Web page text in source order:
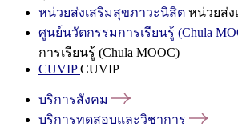
หน่วยส่งเสริมสุขภาวะนิสิต หน่วยส่ง
ศูนย์นวัตกรรมการเรียนรู้ (Chula
การเรียนรู้ (Chula MOOC)
CUVIPCUVIP
บริการสังคม
บริการทดสอบและวิชาการ